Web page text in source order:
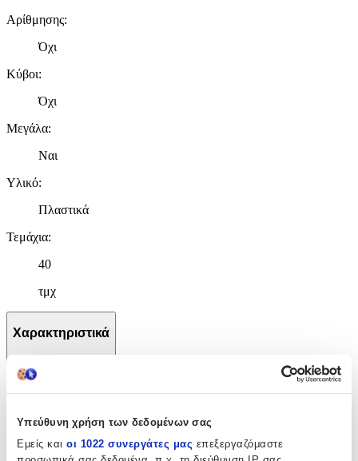
Υπεύθυνη χρήση των δεδομένων σας
Εμείς και οι 1022 συνεργάτες μας επεξεργαζόμαστε
Αρίθμησης:
Όχι
Κύβοι:
Όχι
Μεγάλα:
Ναι
Υλικό:
Πλαστικά
Τεμάχια:
40
τμχ
Χαρακτηριστικά
Χαρακτηριστικά
Κατασκευαστής:
Pilsan